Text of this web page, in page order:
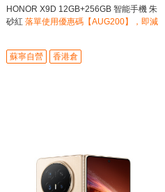
HONOR X9D 12GB+256GB 智能手機 朱
砂紅 落單使用優惠碼【AUG200】，即減
蘇寧自營 香港倉